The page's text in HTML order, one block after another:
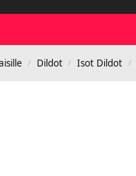
/ Dildot / Isot Dildot /